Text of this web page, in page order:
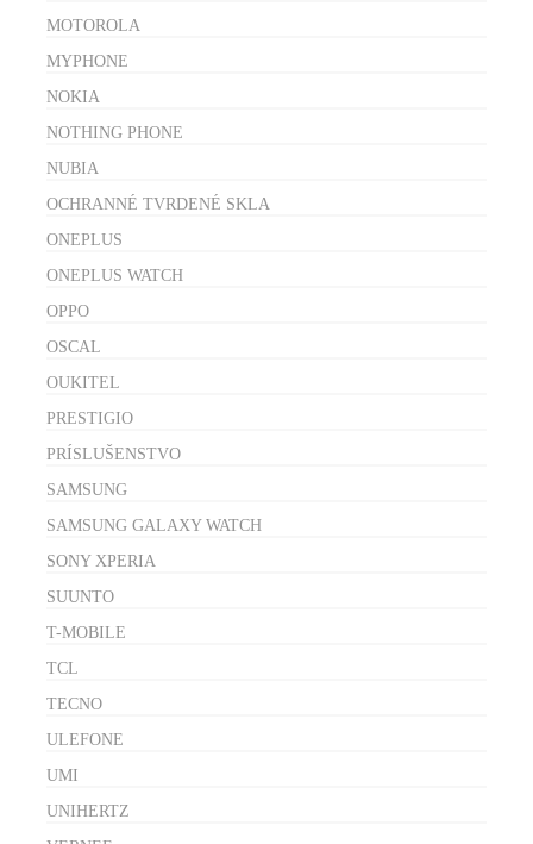
MOTOROLA
MYPHONE
NOKIA
NOTHING PHONE
NUBIA
OCHRANNÉ TVRDENÉ SKLA
ONEPLUS
ONEPLUS WATCH
OPPO
OSCAL
OUKITEL
PRESTIGIO
PRÍSLUŠENSTVO
SAMSUNG
SAMSUNG GALAXY WATCH
SONY XPERIA
SUUNTO
T-MOBILE
TCL
TECNO
ULEFONE
UMI
UNIHERTZ